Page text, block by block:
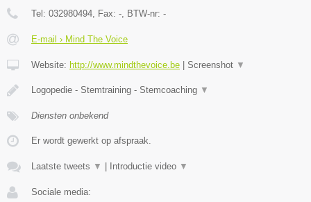
Tel: 032980494, Fax: -, BTW-nr: -
E-mail › Mind The Voice
Website: http://www.mindthevoice.be Screenshot ▼
Logopedie - Stemtraining - Stemcoaching ▼
Diensten onbekend
Er wordt gewerkt op afspraak.
Laatste tweets ▼ Introductie video ▼
Sociale media: